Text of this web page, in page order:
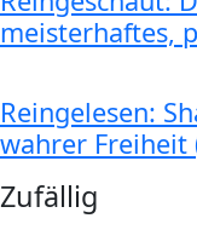
meisterhaftes,
Reingelesen:
wahrer Freiheit
Zufällig